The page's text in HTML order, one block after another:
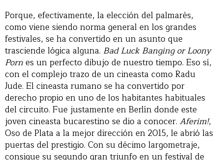
Porque, efectivamente, la elección del palmarés,
como viene siendo norma general en los grandes
festivales, se ha convertido en un asunto que
trasciende lógica alguna. Bad Luck Banging or Loony
Pornes un perfecto dibujo de nuestro tiempo. Eso sí,
con el complejo trazo de un cineasta como Radu
Jude. El cineasta rumano se ha convertido por
derecho propio en uno de los habitantes habituales
del circuito. Fue justamente en Berlín donde este
joven cineasta bucarestino se dio a conocer. Aferim!,
Oso de Plata a la mejor dirección en 2015, le abrió las
puertas del prestigio. Con su décimo largometraje,
consigue su segundo gran triunfo en un festival de